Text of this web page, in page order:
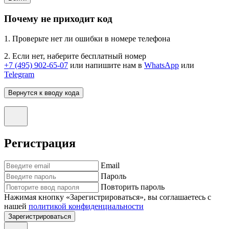
Почему не приходит код
1. Проверьте нет ли ошибки в номере телефона
2. Если нет, наберите бесплатный номер
+7 (495) 902-65-07 или напишите нам в WhatsApp или
Telegram
Вернутся к вводу кода
Регистрация
Email
Пароль
Повторить пароль
Нажимая кнопку «Зарегистрироваться», вы соглашаетесь с
нашей политикой конфиденциальности
Зарегистрироваться